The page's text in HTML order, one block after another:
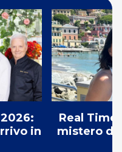
in
Real
mistero